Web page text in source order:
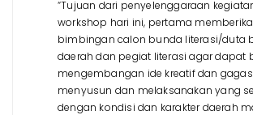
“Tujuan dari penyelenggaraan
workshop hari ini, pertama
bimbingan calon bunda literasi/duta
daerah dan pegiat literasi agar dapat
mengembangan ide kreatif dan
menyusun dan melaksanakan yang
dengan kondisi dan karakter daerah